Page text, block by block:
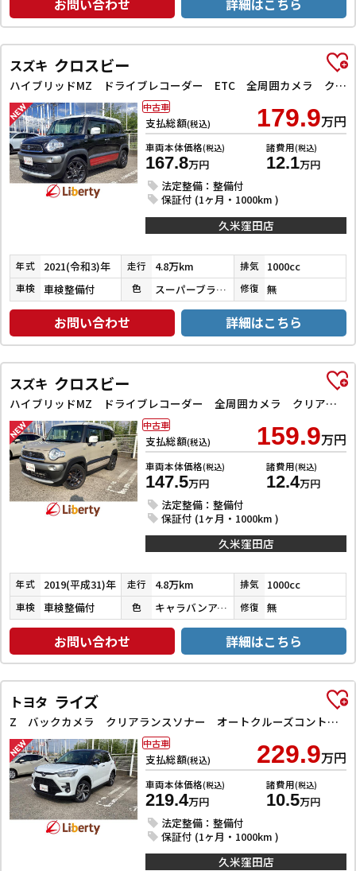
お問い合わせ 詳細はこちら
スズキ クロスビー
ハイブリッドMZ ドライブレコーダー ETC 全周囲カメラ クリアランスソナー オートクルーズコントロール レーンアシスト 衝突被害軽減システム ナビ TV オートライト LEDヘッドランプ アルミホイール
支払総額(税込) 179.9万円
車両本体価格(税込)
167.8万円
諸費用(税込)
12.1万円
法定整備：整備付
保証付 (1ヶ月・1000km )
中古車
久米窪田店
年式 2021(令和3)年 走行 4.8万km 排気 1000cc
車検 車検整備付 色 スーパーブラックＰ／ピュアホワイトＰ／バーニングレッドパール 修復 無
お問い合わせ 詳細はこちら
スズキ クロスビー
ハイブリッドMZ ドライブレコーダー 全周囲カメラ クリアランスソナー オートクルーズコントロール 衝突被害軽減システム ナビ TV LEDヘッドランプ アルミホイール スマートキー 電動格納ミラー シートヒーター
支払総額(税込) 159.9万円
車両本体価格(税込)
147.5万円
諸費用(税込)
12.4万円
法定整備：整備付
保証付 (1ヶ月・1000km )
中古車
久米窪田店
年式 2019(平成31)年 走行 4.8万km 排気 1000cc
車検 車検整備付 色 キャラバンアイボリーパールメタリック／ピュアホワイトパール 修復 無
お問い合わせ 詳細はこちら
トヨタ ライズ
Z バックカメラ クリアランスソナー オートクルーズコントロール レーンアシスト 衝突被害軽減システム TV LEDヘッドランプ アルミホイール スマートキー アイドリングストップ 電動格納ミラー
支払総額(税込) 229.9万円
車両本体価格(税込)
219.4万円
諸費用(税込)
10.5万円
法定整備：整備付
保証付 (1ヶ月・1000km )
中古車
久米窪田店